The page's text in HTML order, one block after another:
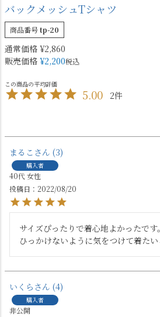
バックメッシュTシャツ
商品番号tp-20
通常価格 ¥2,860
販売価格 ¥2,200税込
5.00 2
まるこ 3
購入者
40代女性
投稿日
2022/08/20
サイズぴったりで着心地よかったで
ひっかけないように気をつけて着たい
いくら 4
購入者
非公開